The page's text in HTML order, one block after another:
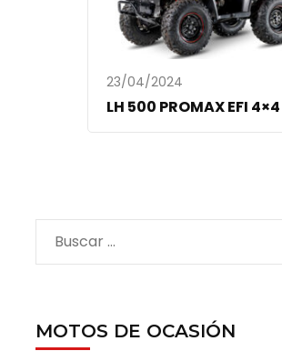
23/04/2024
LH 500 PROMAX EFI 4×4
MOTOS DE OCASIÓN